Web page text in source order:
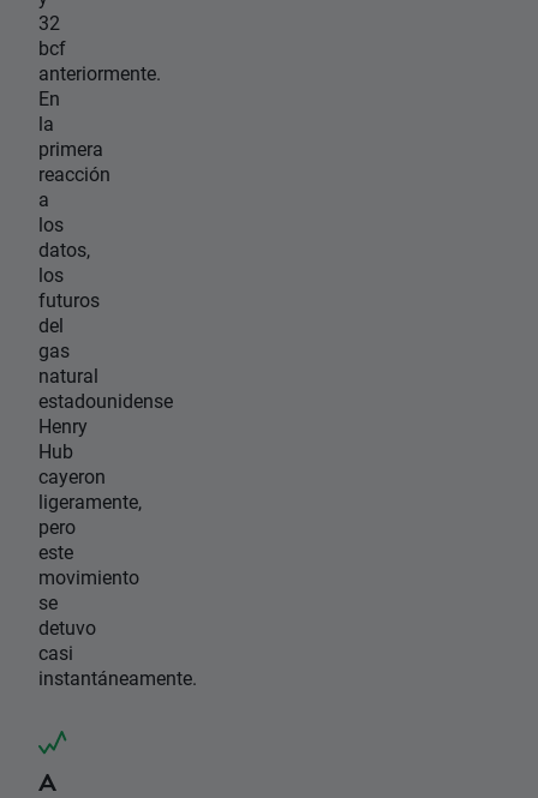
32
bcf
anteriormente.
En
la
primera
reacción
a
los
datos,
los
futuros
del
gas
natural
estadounidense
Henry
Hub
cayeron
ligeramente,
pero
este
movimiento
se
detuvo
casi
instantáneamente.
A